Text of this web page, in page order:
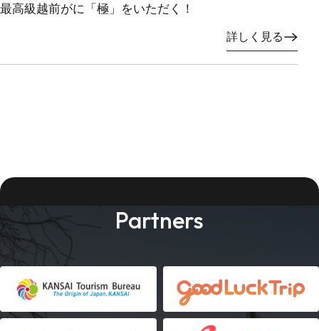
最高級越前がに「極」をいただく！
詳しく見る
Partners